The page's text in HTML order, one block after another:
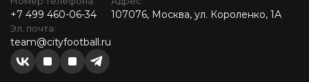
+7 499 460-06-34
Эл. почта:
team@cityfootball.ru
107076, Москва, ул. Короленко, 1А